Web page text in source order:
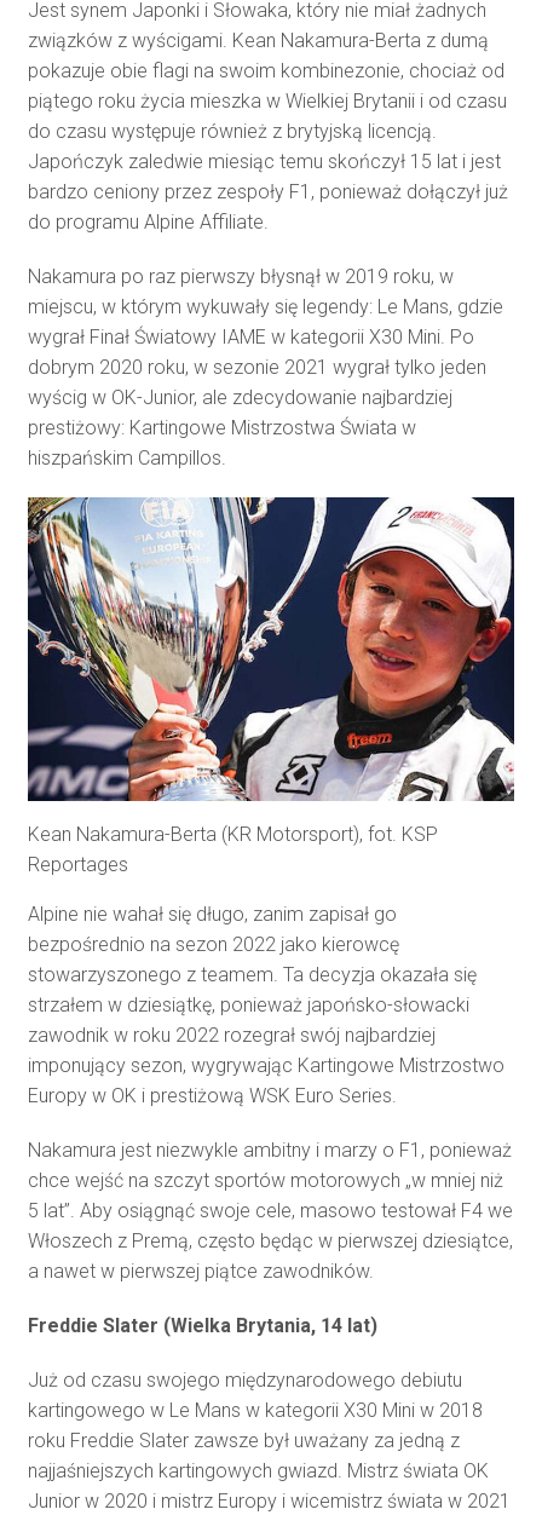
Jest synem Japonki i Słowaka, który nie miał żadnych
związków z wyścigami. Kean Nakamura-Berta z dumą
pokazuje obie flagi na swoim kombinezonie, chociaż od
piątego roku życia mieszka w Wielkiej Brytanii i od czasu
do czasu występuje również z brytyjską licencją.
Japończyk zaledwie miesiąc temu skończył 15 lat i jest
bardzo ceniony przez zespoły F1, ponieważ dołączył już
do programu Alpine Affiliate.
Nakamura po raz pierwszy błysnął w 2019 roku, w
miejscu, w którym wykuwały się legendy: Le Mans, gdzie
wygrał Finał Światowy IAME w kategorii X30 Mini. Po
dobrym 2020 roku, w sezonie 2021 wygrał tylko jeden
wyścig w OK-Junior, ale zdecydowanie najbardziej
prestiżowy: Kartingowe Mistrzostwa Świata w
hiszpańskim Campillos.
Kean Nakamura-Berta (KR Motorsport), fot. KSP
Reportages
Alpine nie wahał się długo, zanim zapisał go
bezpośrednio na sezon 2022 jako kierowcę
stowarzyszonego z teamem. Ta decyzja okazała się
strzałem w dziesiątkę, ponieważ japońsko-słowacki
zawodnik w roku 2022 rozegrał swój najbardziej
imponujący sezon, wygrywając Kartingowe Mistrzostwo
Europy w OK i prestiżową WSK Euro Series.
Nakamura jest niezwykle ambitny i marzy o F1, ponieważ
chce wejść na szczyt sportów motorowych „w mniej niż
5 lat”. Aby osiągnąć swoje cele, masowo testował F4 we
Włoszech z Premą, często będąc w pierwszej dziesiątce,
a nawet w pierwszej piątce zawodników.
Freddie Slater (Wielka Brytania, 14 lat)
Już od czasu swojego międzynarodowego debiutu
kartingowego w Le Mans w kategorii X30 Mini w 2018
roku Freddie Slater zawsze był uważany za jedną z
najjaśniejszych kartingowych gwiazd. Mistrz świata OK
Junior w 2020 i mistrz Europy i wicemistrz świata w 2021